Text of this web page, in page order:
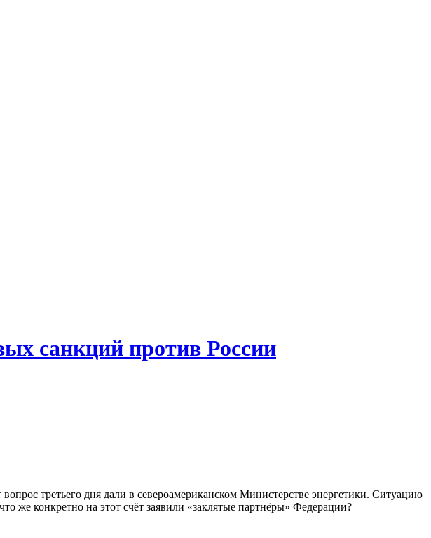
санкций против России
третьего дня дали в североамериканском Министерстве энергетики. Ситуацию
же конкретно на этот счёт заявили «заклятые партнёры» Федерации?